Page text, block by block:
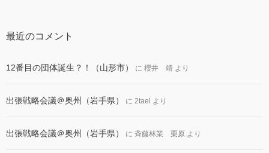
最近のコメント
12番目の団体誕生？！（山形市） に 櫻井 靖 より
出張戦略会議＠奥州（岩手県） に 2tael より
出張戦略会議＠奥州（岩手県） に 斉藤林業 栗原 より